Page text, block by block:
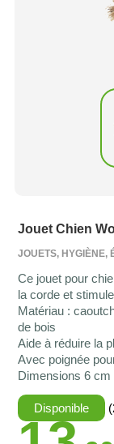
Jouet Chien
JOUETS, HYGIÈNE,
Ce jouet pour
la corde et
Matériau :
de bois
Aide à réduire la
Avec poignée
Dimensions 6
Disponible